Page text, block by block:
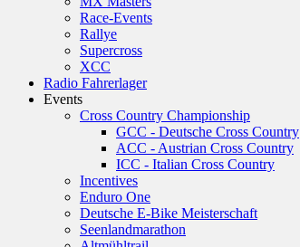
Race-Events
Rallye
Supercross
XCC
Radio Fahrerlager
Events
Cross Country Championship
GCC - Deutsche Cross Country
ACC - Austrian Cross Country
ICC - Italian Cross Country
Incentives
Enduro One
Deutsche E-Bike Meisterschaft
Seenlandmarathon